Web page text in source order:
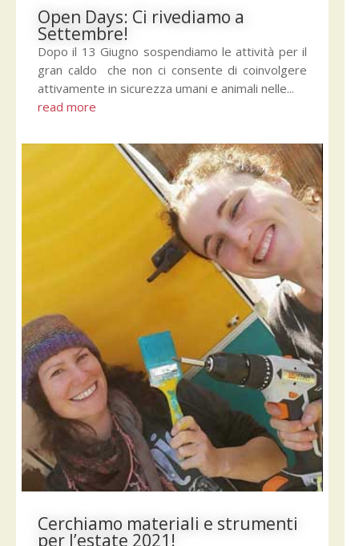
Open Days: Ci rivediamo a
Settembre!
Dopo il 13 Giugno sospendiamo le attività per il
gran caldo che non ci consente di coinvolgere
attivamente in sicurezza umani e animali nelle...
read more
Cerchiamo materiali e strumenti
per l’estate 2021!